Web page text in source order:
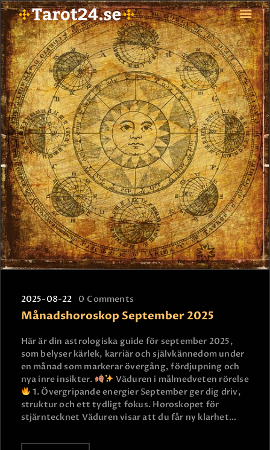
HEM
ASTROLOGI
STJÄRNTECKEN
TAROT
SPÅDAM-SIERSKA
BLOGG
JOBBA SOM SPÅDAM
BETALNING
FAQ
KONTAKTA OSS
2025-08-22 0 Comments
Månadshoroskop September 2025
Här är din astrologiska guide för september 2025,
som belyser kärlek, karriär och självkännedom under
en månad som markerar övergång, fördjupning och
nya inre insikter.
Väduren i målmedveten rörelse
1. Övergripande energier September ger dig driv,
struktur och ett tydligt fokus. Horoskopet för
stjärntecknet Väduren visar att du får ny klarhet…